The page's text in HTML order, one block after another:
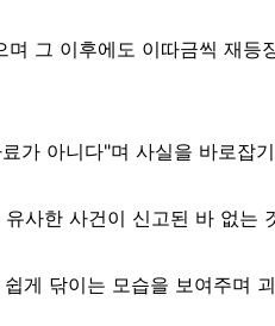
며 그 이후에도 이따금씩 재등
가 아니다"며 사실을 바로잡
유사한 사건이 신고된 바 없는
게 닦이는 모습을 보여주며